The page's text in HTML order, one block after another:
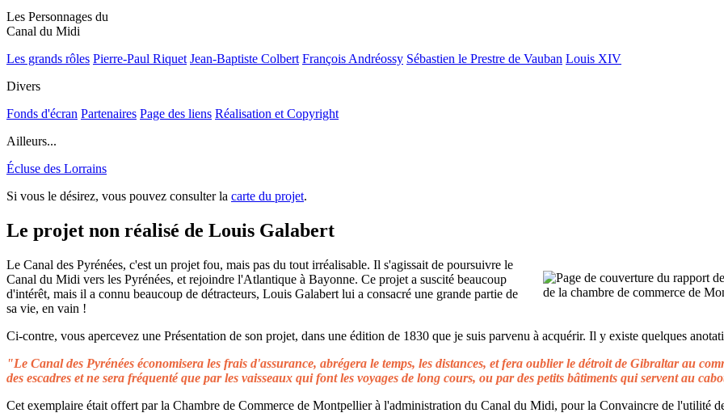
Les Personnages du
Canal du Midi
Les grands rôles Pierre-Paul Riquet Jean-Baptiste Colbert François Andréossy Sébastien le Prestre de Vauban Louis XIV
Divers
Fonds d'écran Partenaires Page des liens Réalisation et Copyright
Ailleurs...
Écluse des Lorrains
Si vous le désirez, vous pouvez consulter la carte du projet.
Le projet non réalisé de Louis Galabert
Le Canal des Pyrénées, c'est un projet fou, mais pas du tout irréalisable. Il s'agissait de poursuivre le
Canal du Midi vers les Pyrénées, et rejoindre l'Atlantique à Bayonne. Ce projet a suscité beaucoup
d'intérêt, mais il a connu beaucoup de détracteurs, Louis Galabert lui a consacré une grande partie de
sa vie, en vain !
Ci-contre, vous apercevez une Présentation de son projet, dans une édition de 1830 que je suis parvenu à acquérir. Il y existe quelques
"Le Canal des Pyrénées économisera les frais d'assurance, abrégera le temps, les distances, et fera oublier le détroit de Gibraltar au
des escadres et ne sera fréquenté que par les vaisseaux qui font les voyages de long cours, ou par des petits bâtiments qui servent au
Cet exemplaire était offert par la Chambre de Commerce de Montpellier à l'administration du Canal du Midi, pour la Convaincre de l'utilité